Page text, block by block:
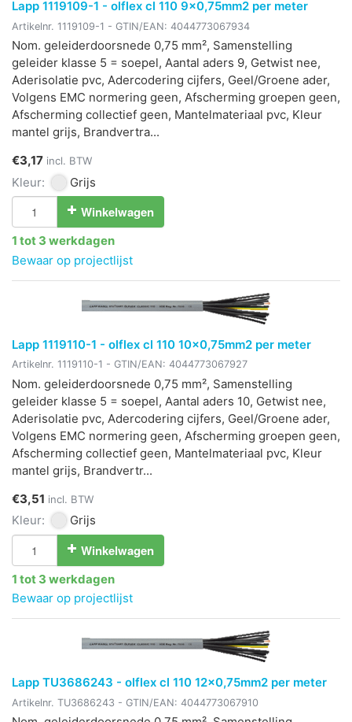
Lapp 1119109-1 - olflex cl 110 9x0,75mm2 per meter
Artikelnr. 1119109-1 - GTIN/EAN: 4044773067934
Nom. geleiderdoorsnede 0,75 mm², Samenstelling
geleider klasse 5 = soepel, Aantal aders 9, Getwist nee,
Aderisolatie pvc, Adercodering cijfers, Geel/Groene ader,
Volgens EMC normering geen, Afscherming groepen geen,
Afscherming collectief geen, Mantelmateriaal pvc, Kleur
mantel grijs, Brandvertra...
€3,17 incl. BTW
Kleur: Grijs
Winkelwagen
1 tot 3 werkdagen
Bewaar op projectlijst
Lapp 1119110-1 - olflex cl 110 10x0,75mm2 per meter
Artikelnr. 1119110-1 - GTIN/EAN: 4044773067927
Nom. geleiderdoorsnede 0,75 mm², Samenstelling
geleider klasse 5 = soepel, Aantal aders 10, Getwist nee,
Aderisolatie pvc, Adercodering cijfers, Geel/Groene ader,
Volgens EMC normering geen, Afscherming groepen geen,
Afscherming collectief geen, Mantelmateriaal pvc, Kleur
mantel grijs, Brandvertr...
€3,51 incl. BTW
Kleur: Grijs
Winkelwagen
1 tot 3 werkdagen
Bewaar op projectlijst
Lapp TU3686243 - olflex cl 110 12x0,75mm2 per meter
Artikelnr. TU3686243 - GTIN/EAN: 4044773067910